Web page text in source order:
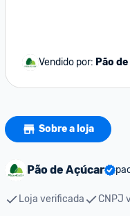
Vendido por: Pão
Sobre a loja
Pão de Açúcar
Loja verificada CNPJ